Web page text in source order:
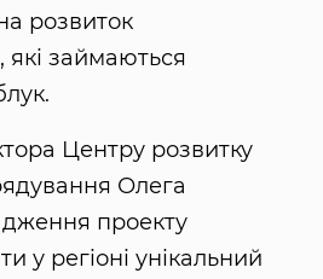
розвиток
займаються
Центру розвитку
Олега
проекту
у регіоні унікальний